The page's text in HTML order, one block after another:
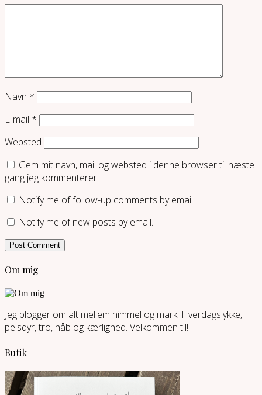
Navn *
E-mail *
Websted
Gem mit navn, mail og websted i denne browser til næste
gang jeg kommenterer.
Notify me of follow-up comments by email.
Notify me of new posts by email.
Om mig
Jeg blogger om alt mellem himmel og mark. Hverdagslykke,
pelsdyr, tro, håb og kærlighed. Velkommen til!
Butik